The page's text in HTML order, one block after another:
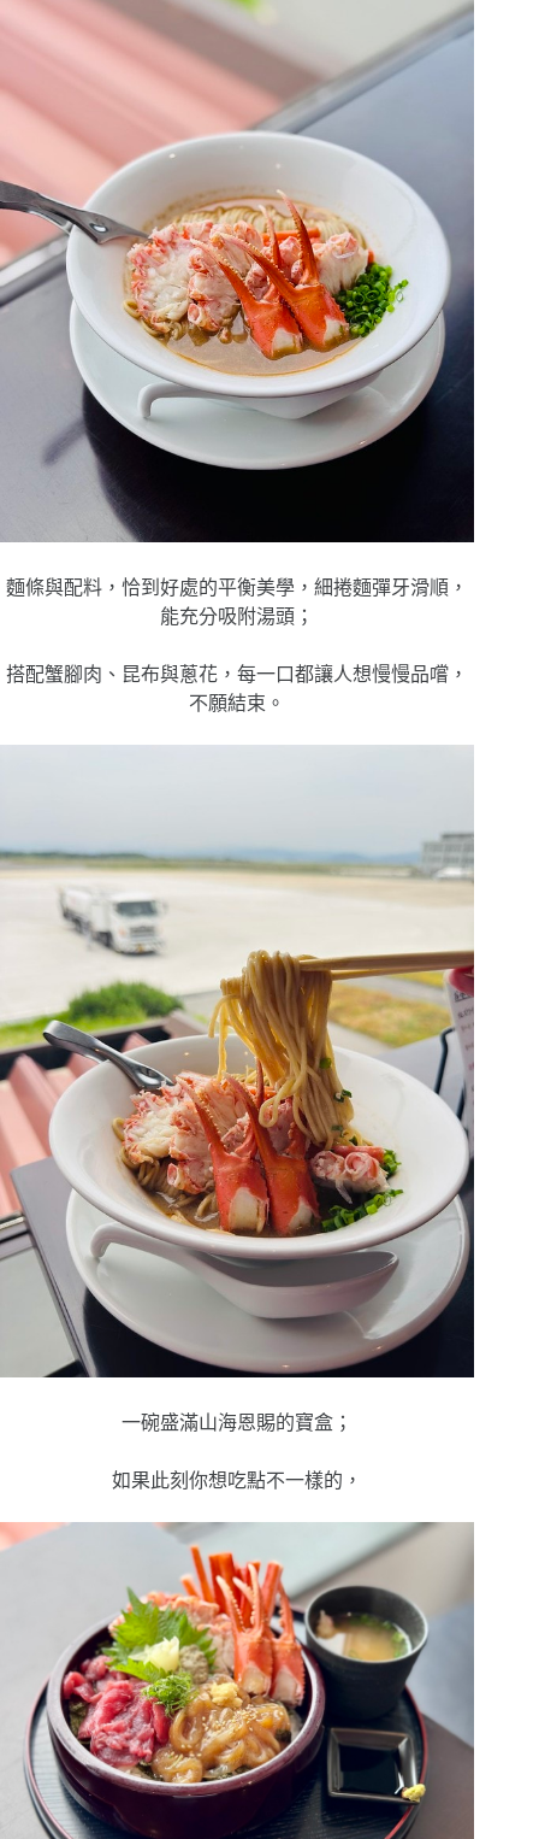
麵條與配料，恰到好處的平衡美學，細捲麵彈牙滑順，
能充分吸附湯頭；
搭配蟹腳肉、昆布與蔥花，每一口都讓人想慢慢品嚐，
不願結束。
一碗盛滿山海恩賜的寶盒；
如果此刻你想吃點不一樣的，